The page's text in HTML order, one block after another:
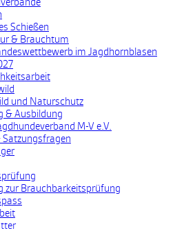
Schießen
& Brauchtum
im Jagdhornblasen
und Naturschutz
& Ausbildung
M-V e.V.
Satzungsfragen
zur Brauchbarkeitsprüfung